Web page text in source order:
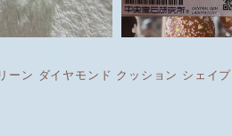
ン ダイヤモンド クッション シェイプ